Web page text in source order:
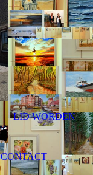
LID WORDEN
CONTACT